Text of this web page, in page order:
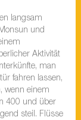
langsam
und
Aktivität
man
fahren lassen,
wenn einem
400 und über
steil. Flüsse